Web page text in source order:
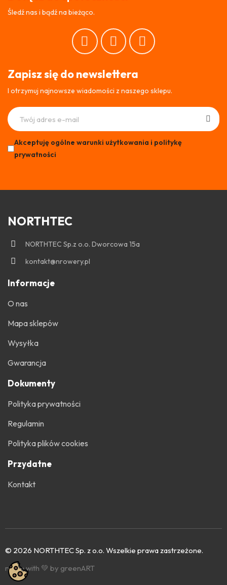
Śledź nas i bądź na bieżąco.
Zapisz się do newslettera
I otrzymuj najnowsze wiadomości z naszego sklepu.
Akceptuję ogólne warunki użytkowania i politykę
prywatności
NORTHTEC
NORTHTEC Sp.z o.o. Dworcowa 15a
kontakt@nrowery.pl
Informacje
O nas
Mapa sklepów
Wysyłka
Gwarancja
Dokumenty
Polityka prywatności
Regulamin
Polityka plików cookies
Przydatne
Kontakt
© 2026 NORTHTEC Sp. z o.o. Wszelkie prawa zastrzeżone.
made with 💚 by greenART